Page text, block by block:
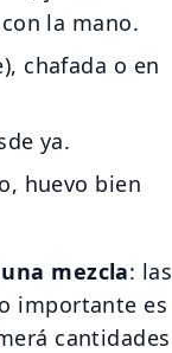
la mano.
chafada o en
ya.
huevo bien
mezcla: las
importante es
cantidades